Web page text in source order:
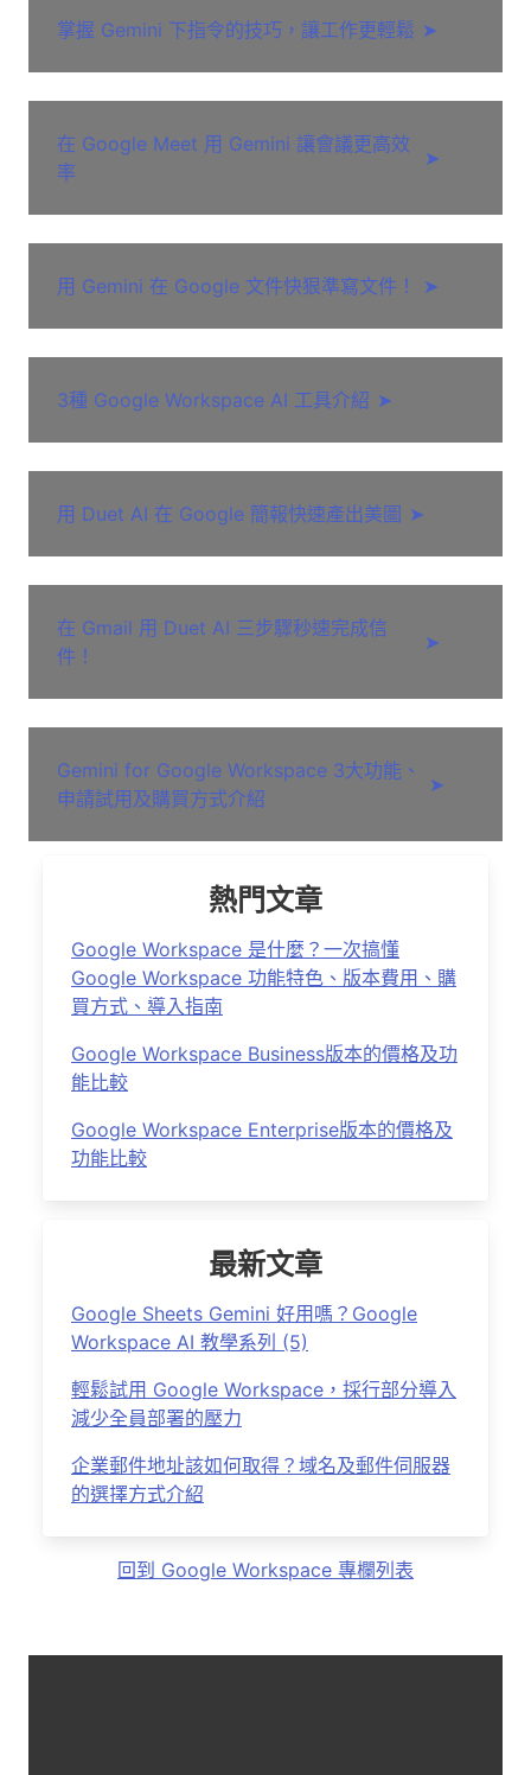
掌握 Gemini 下指令的技巧，讓工作更輕鬆 ➤
在 Google Meet 用 Gemini 讓會議更高效
率
➤
用 Gemini 在 Google 文件快狠準寫文件！ ➤
3種 Google Workspace AI 工具介紹 ➤
用 Duet AI 在 Google 簡報快速產出美圖 ➤
在 Gmail 用 Duet AI 三步驟秒速完成信
件！
➤
Gemini for Google Workspace 3大功能、
申請試用及購買方式介紹
➤
熱門文章
Google Workspace 是什麼？一次搞懂
Google Workspace 功能特色、版本費用、購
買方式、導入指南
Google Workspace Business版本的價格及功
能比較
Google Workspace Enterprise版本的價格及
功能比較
最新文章
Google Sheets Gemini 好用嗎？Google
Workspace AI 教學系列 (5)
輕鬆試用 Google Workspace，採行部分導入
減少全員部署的壓力
企業郵件地址該如何取得？域名及郵件伺服器
的選擇方式介紹
回到 Google Workspace 專欄列表